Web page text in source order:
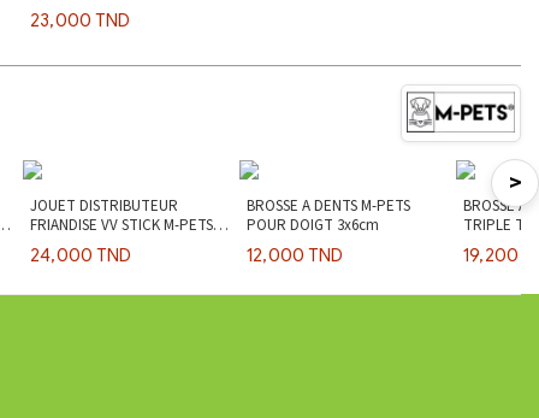
23,000 TND
>
JOUET DISTRIBUTEUR
FRIANDISE VV STICK M-PETS
22.5cm - Saveur Poulet
24,000 TND
BROSSE A DENTS M-PETS
POUR DOIGT 3x6cm
12,000 TND
BROSSE A
TRIPLE
19,200